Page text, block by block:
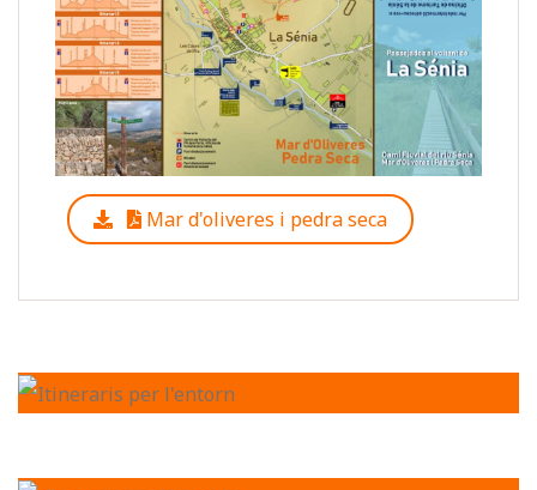
Mar d'oliveres i pedra seca